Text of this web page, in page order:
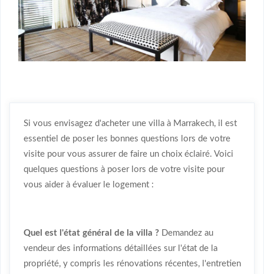
Si vous envisagez d'acheter une villa à Marrakech, il est
essentiel de poser les bonnes questions lors de votre
visite pour vous assurer de faire un choix éclairé. Voici
quelques questions à poser lors de votre visite pour
vous aider à évaluer le logement :
Quel est l'état général de la villa ?Demandez au
vendeur des informations détaillées sur l'état de la
propriété, y compris les rénovations récentes, l'entretien